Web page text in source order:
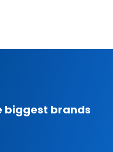
biggest brands